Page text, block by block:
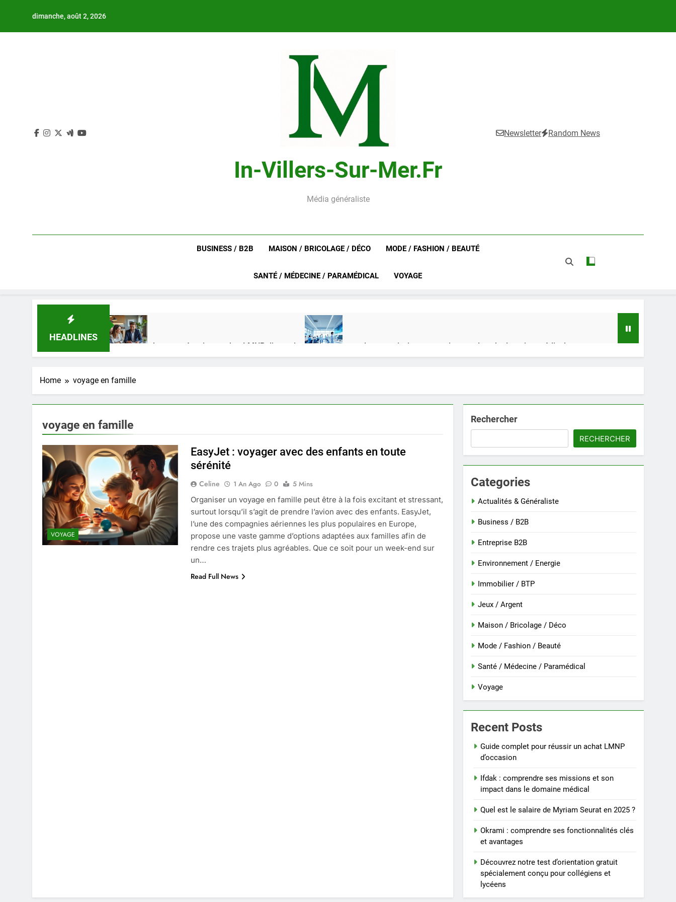
dimanche, août 2, 2026
In-Villers-Sur-Mer.fr
Média généraliste
Newsletter Random News
BUSINESS / B2B MAISON / BRICOLAGE / DÉCO MODE / FASHION / BEAUTÉ
SANTÉ / MÉDECINE / PARAMÉDICAL VOYAGE
HEADLINES
Guide complet pour réussir un achat LMNP d’occasion
2 Semaines Ago
Ifdak : comprendre ses missions et son impact dans le domaine médical
4 Mois Ago
Quel est le salaire de Myriam Seurat en 2025 ?
4 Mois Ago
Okrami : comprendre ses fonctionnalités clés et avantages
4 Mois Ago
Découvrez notre test d’orientation gratuit spécialement conçu pour collégiens et lycéens
4 Mois Ago
Liste complète des marques rezoactif.com à connaître en 2025
4 Mois Ago 5 Mois Ago
Quels sont les inconvénients de l’eucalyptus gunnii pour votre jardin
Home voyage en famille
voyage en famille
VOYAGE
EasyJet : voyager avec des enfants en toute
sérénité
Celine 1 An Ago 0
5 Mins
Organiser un voyage en famille peut être à la fois excitant et stressant,
surtout lorsqu’il s’agit de prendre l’avion avec des enfants. EasyJet,
l’une des compagnies aériennes les plus populaires en Europe,
propose une vaste gamme d’options adaptées aux familles afin de
rendre ces trajets plus agréables. Que ce soit pour un week-end sur
un…
Read Full News
Rechercher
RECHERCHER
Categories
Actualités & Généraliste
Business / B2B
Entreprise B2B
Environnement / Energie
Immobilier / BTP
Jeux / Argent
Maison / Bricolage / Déco
Mode / Fashion / Beauté
Santé / Médecine / Paramédical
Voyage
Recent Posts
Guide complet pour réussir un achat LMNP
d’occasion
Ifdak : comprendre ses missions et son
impact dans le domaine médical
Quel est le salaire de Myriam Seurat en 2025 ?
Okrami : comprendre ses fonctionnalités clés
et avantages
Découvrez notre test d’orientation gratuit
spécialement conçu pour collégiens et
lycéens